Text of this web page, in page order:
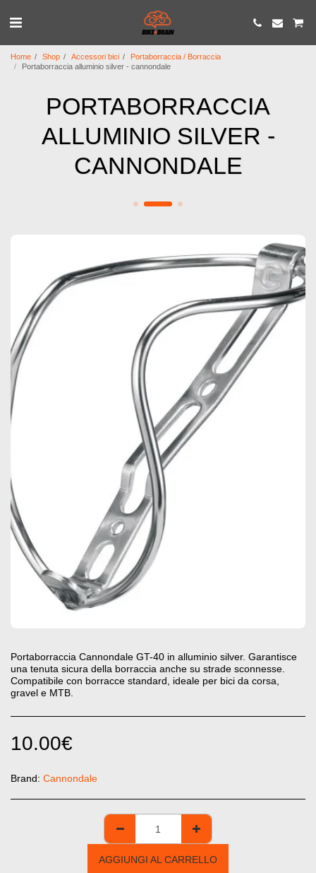
Home Shop Accessori bici
Portaborraccia / Borraccia
Portaborraccia alluminio silver - cannondale
PORTABORRACCIA
ALLUMINIO SILVER -
CANNONDALE
Portaborraccia Cannondale GT-40 in alluminio silver. Garantisce
una tenuta sicura della borraccia anche su strade sconnesse.
Compatibile con borracce standard, ideale per bici da corsa,
gravel e MTB.
10.00€
Brand: Cannondale
AGGIUNGI AL CARRELLO